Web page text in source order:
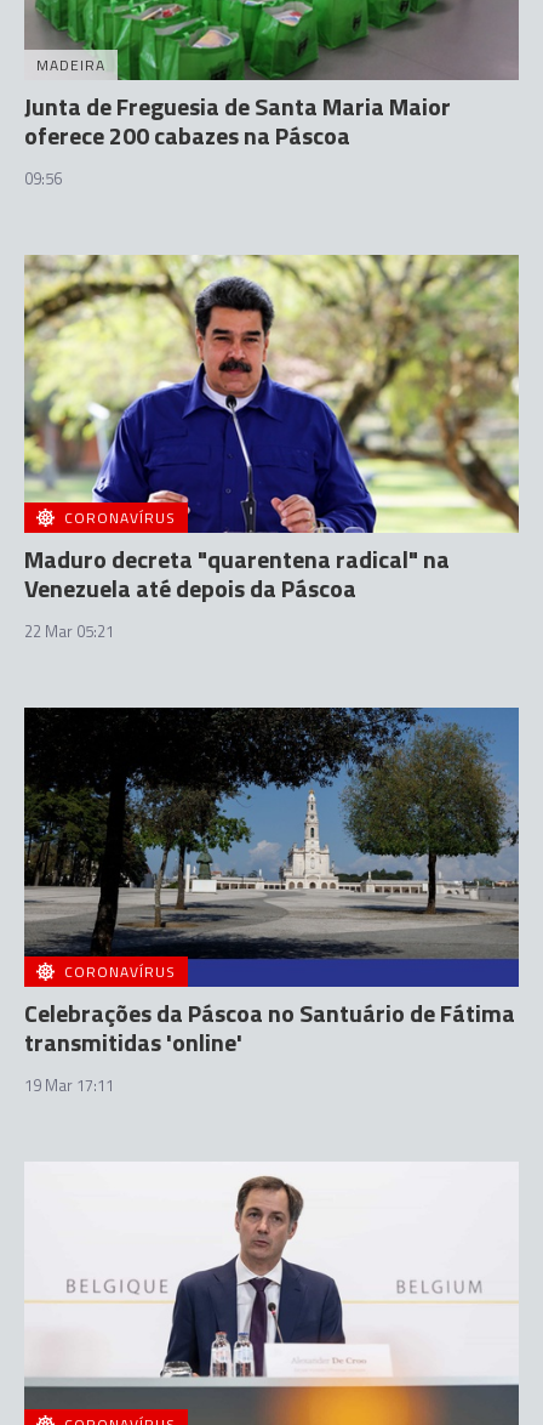
MADEIRA
Junta de Freguesia de Santa Maria Maior
oferece 200 cabazes na Páscoa
09:56
CORONAVÍRUS
Maduro decreta "quarentena radical" na
Venezuela até depois da Páscoa
22 Mar 05:21
CORONAVÍRUS
Celebrações da Páscoa no Santuário de Fátima
transmitidas 'online'
19 Mar 17:11